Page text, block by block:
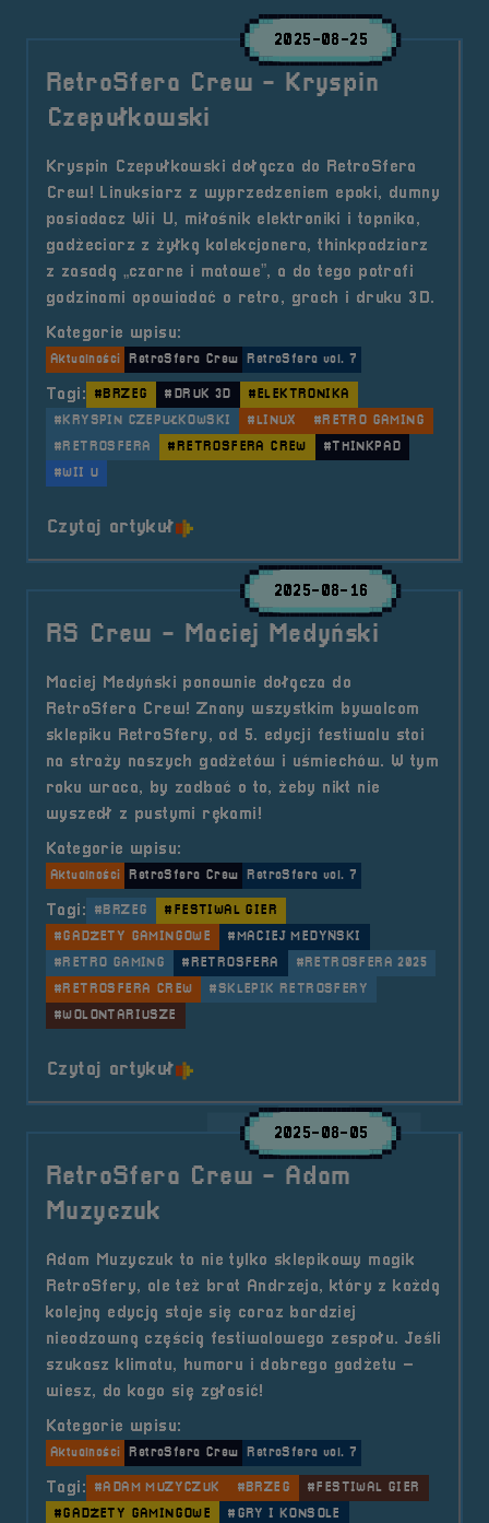
2025-08-25
RetroSfera Crew - Kryspin
Czepułkowski
Kryspin Czepułkowski dołącza do RetroSfera
Crew! Linuksiarz z wyprzedzeniem epoki, dumny
posiadacz Wii U, miłośnik elektroniki i topnika,
gadżeciarz z żyłką kolekcjonera, thinkpadziarz
z zasadą „czarne i matowe”, a do tego potrafi
godzinami opowiadać o retro, grach i druku 3D.
Kategorie wpisu:
Aktualności RetroSfera Crew RetroSfera vol. 7
Tagi: #BRZEG #DRUK 3D
#ELEKTRONIKA
#KRYSPIN CZEPUŁKOWSKI
#LINUX
#RETRO GAMING
#RETROSFERA
#RETROSFERA CREW
#THINKPAD
#WII U
Czytaj artykuło tytule RetroSfera Crew
2025-08-16
RS Crew - Maciej Medyński
Maciej Medyński ponownie dołącza do
RetroSfera Crew! Znany wszystkim bywalcom
sklepiku RetroSfery, od 5. edycji festiwalu stoi
na straży naszych gadżetów i uśmiechów. W tym
roku wraca, by zadbać o to, żeby nikt nie
wyszedł z pustymi rękami!
Kategorie wpisu:
Aktualności RetroSfera Crew RetroSfera vol. 7
Tagi: #BRZEG
#FESTIWAL GIER
#GADŻETY GAMINGOWE
#MACIEJ MEDYŃSKI
#RETRO GAMING
#RETROSFERA
#RETROSFERA 2025
#RETROSFERA CREW
#SKLEPIK RETROSFERY
#WOLONTARIUSZE
Czytaj artykuło tytule RS Crew &#8211; Maciej
2025-08-05
RetroSfera Crew - Adam
Muzyczuk
Adam Muzyczuk to nie tylko sklepikowy magik
RetroSfery, ale też brat Andrzeja, który z każdą
kolejną edycją staje się coraz bardziej
nieodzowną częścią festiwalowego zespołu. Jeśli
szukasz klimatu, humoru i dobrego gadżetu –
wiesz, do kogo się zgłosić!
Kategorie wpisu:
Aktualności RetroSfera Crew RetroSfera vol. 7
Tagi: #ADAM MUZYCZUK #BRZEG
#FESTIWAL GIER
#GADŻETY GAMINGOWE
#GRY I KONSOLE